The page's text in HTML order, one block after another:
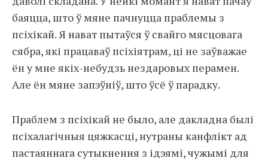
баяцца, што ў мяне пачнуцца праблемы з
псіхікай. Я нават пытаўся ў свайго мясцовага
сябра, які працаваў псіхіятрам, ці не заўважае
ён у мне якіх-небудзь нездаровых перамен.
Але ён мяне запэўніў, што ўсё ў парадку.
Праблем з псіхікай не было, але дакладна былі
псіхалагічныя цяжкасці, нутраны канфлікт ад
пастаяннага сутыкнення з ідэямі, чужымі для